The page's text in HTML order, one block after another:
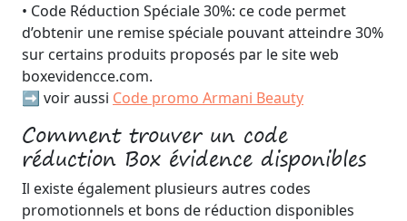
• Code Réduction Spéciale 30%: ce code permet
d’obtenir une remise spéciale pouvant atteindre 30%
sur certains produits proposés par le site web
boxevidencce.com.
➡️ voir aussi Code promo Armani Beauty
Comment trouver un code
réduction Box évidence disponibles
Il existe également plusieurs autres codes
promotionnels et bons de réduction disponibles